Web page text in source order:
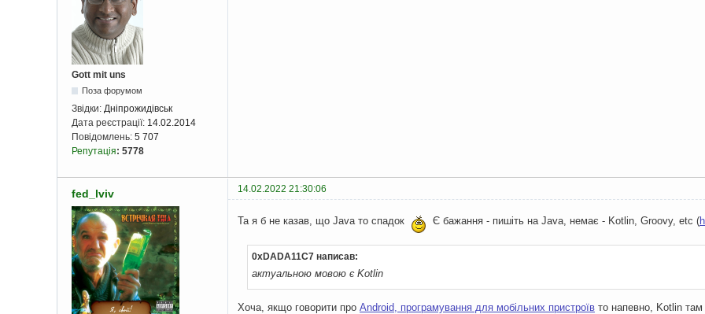
Gott mit uns
Поза форумом
Звідки: Дніпрожидівськ
Дата реєстрації: 14.02.2014
Повідомлень: 5 707
Репутація: 5778
fed_lviv 14.02.2022 21:30:06
Та я б не казав, що Java то спадок Є бажання - пишіть на Java, немає - Kotlin, Groovy, etc (
0xDADA11C7 написав:
актуальною мовою є Kotlin
Хоча, якщо говорити про Android, програмування для мобільних пристроїв то напевно, Kotlin там